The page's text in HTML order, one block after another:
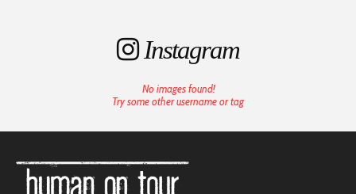
Instagram
No images found!
Try some other username or tag